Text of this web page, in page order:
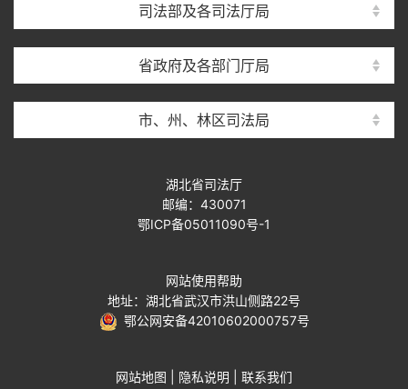
司法部及各司法厅局
省政府及各部门厅局
市、州、林区司法局
湖北省司法厅
邮编：430071
鄂ICP备05011090号-1
网站使用帮助
地址：湖北省武汉市洪山侧路22号
鄂公网安备42010602000757号
网站地图 隐私说明 联系我们